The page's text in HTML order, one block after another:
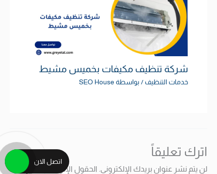
شركة تنظيف مكيفات بخميس مشيط
خدمات التنظيف/ بواسطة SEO House
اترك تعليقاً
لن يتم نشر عنوان بريدك الإلكتروني. الحقول الإلزامية مشار إليها
اتصل الان